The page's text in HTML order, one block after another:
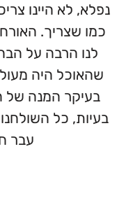
נפלא, לא היינו
כמו שצריך.
לנו הרבה על
שהאוכל היה
בעיקר המנה של
בעיות, כל
עבר